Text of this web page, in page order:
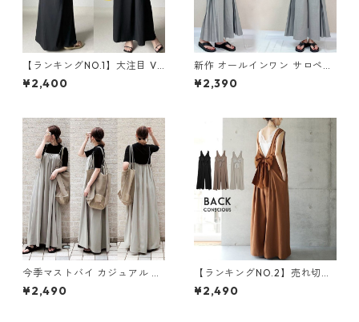
【ランキングNO.1】大注目 V
ネック ノースリーブ ワンピー
ス m-738
¥2,400
新作 オールインワン サロペッ
トパンツ m-462
¥2,390
今季マストバイ カジュアル ゆ
ったりキャミワンピース m-4
65
¥2,490
【ランキングNO.2】売れ切れ
必至 バックリボン4色展開 オ
ールインワン m-385
¥2,490